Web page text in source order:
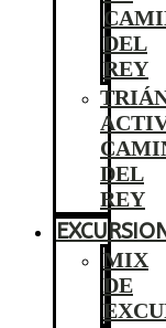
DEL
REY
DEL
REY
MIX
DE